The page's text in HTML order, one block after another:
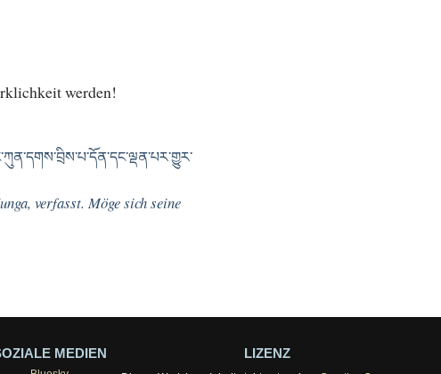
werden!
verfasst. Möge sich seine
MEDIEN LIZENZ